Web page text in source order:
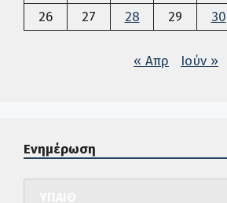
26
27 28 29 30
« Απρ Ιούν »
Ενημέρωση